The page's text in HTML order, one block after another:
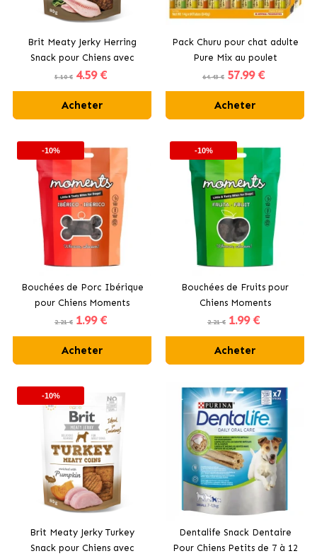
Brit Meaty Jerky Herring
Snack pour Chiens avec
Hareng
5.10 € 4.59 €
Acheter
Pack Churu pour chat adulte
Pure Mix au poulet
64.43 € 57.99 €
Acheter
-10%
Bouchées de Porc Ibérique
pour Chiens Moments
2.21 € 1.99 €
Acheter
-10%
Bouchées de Fruits pour
Chiens Moments
2.21 € 1.99 €
Acheter
-10%
Brit Meaty Jerky Turkey
Snack pour Chiens avec
Dentalife Snack Dentaire
Pour Chiens Petits de 7 à 12